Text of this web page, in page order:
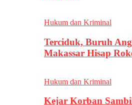
Hukum dan Kriminal
Terciduk, Buruh
Makassar Hisap
Hukum dan Kriminal
Kejar Korban